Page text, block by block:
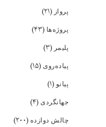
پرواز (۲۱)
پروژه‌ها (۴۳)
پلیمر (۳)
پیاده‌روی (۱۵)
پیانو(۱)
جهانگردی (۴)
چالش دوازده (۲۰۰)